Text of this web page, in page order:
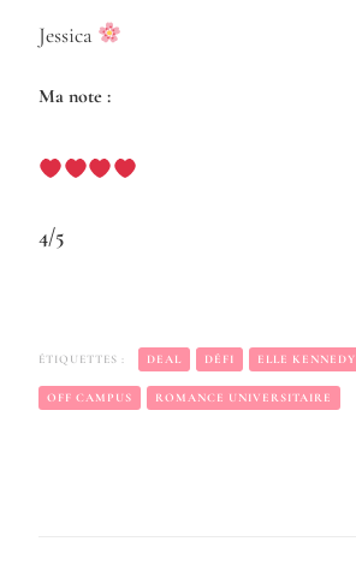
Jessica
Ma note :
4/5
ÉTIQUETTES : DEAL DÉFI ELLE KENNEDY
OFF CAMPUS ROMANCE UNIVERSITAIRE